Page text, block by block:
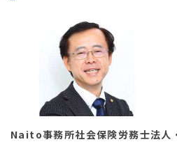
Naito事務所社会保険労務士法